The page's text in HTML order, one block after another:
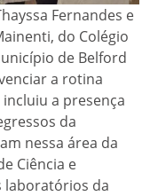
Fernandes e
do Colégio
de Belford
a rotina
incluiu a presença
da
nessa área da
Ciência e
laboratórios da